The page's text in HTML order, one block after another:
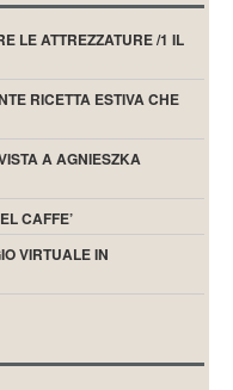
LE ATTREZZATURE /1 IL
RICETTA ESTIVA CHE
A AGNIESZKA
CAFFE’
VIRTUALE IN